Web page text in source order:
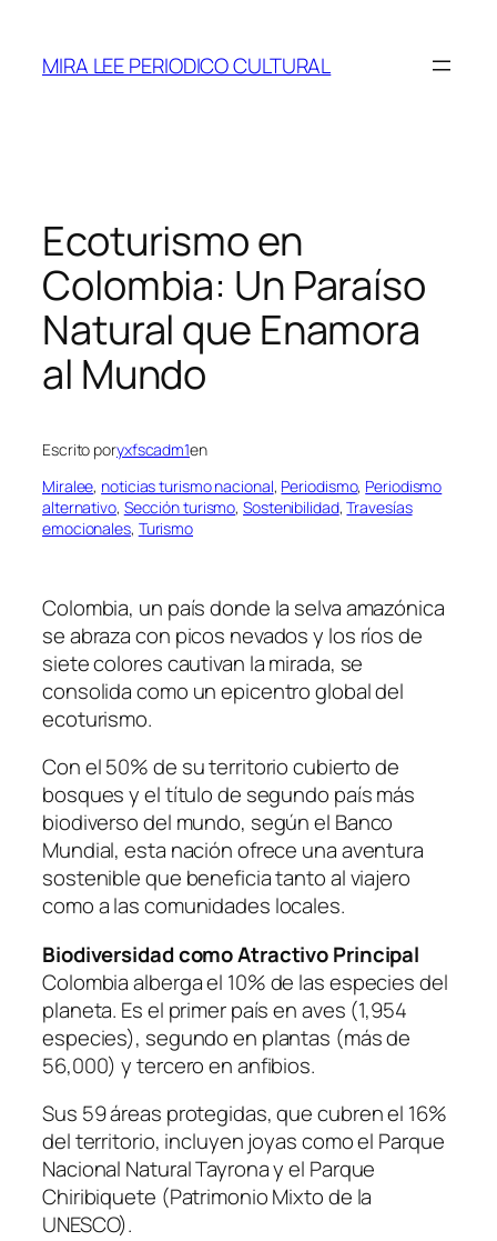
contenido
MIRA LEE PERIODICO CULTURAL
Ecoturismo en
Colombia: Un Paraíso
Natural que Enamora
al Mundo
Escrito poryxfscadm1en
Miralee, noticias turismo nacional, Periodismo, Periodismo
alternativo, Sección turismo, Sostenibilidad, Travesías
emocionales, Turismo
Colombia, un país donde la selva amazónica
se abraza con picos nevados y los ríos de
siete colores cautivan la mirada, se
consolida como un epicentro global del
ecoturismo.
Con el 50% de su territorio cubierto de
bosques y el título de segundo país más
biodiverso del mundo, según el Banco
Mundial, esta nación ofrece una aventura
sostenible que beneficia tanto al viajero
como a las comunidades locales.
Biodiversidad como Atractivo Principal
Colombia alberga el 10% de las especies del
planeta. Es el primer país en aves (1,954
especies), segundo en plantas (más de
56,000) y tercero en anfibios.
Sus 59 áreas protegidas, que cubren el 16%
del territorio, incluyen joyas como el Parque
Nacional Natural Tayrona y el Parque
Chiribiquete (Patrimonio Mixto de la
UNESCO).